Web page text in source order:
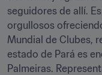
seguidores de allí.
orgullosos
Mundial de Clubes,
estado de Pará es
Palmeiras.